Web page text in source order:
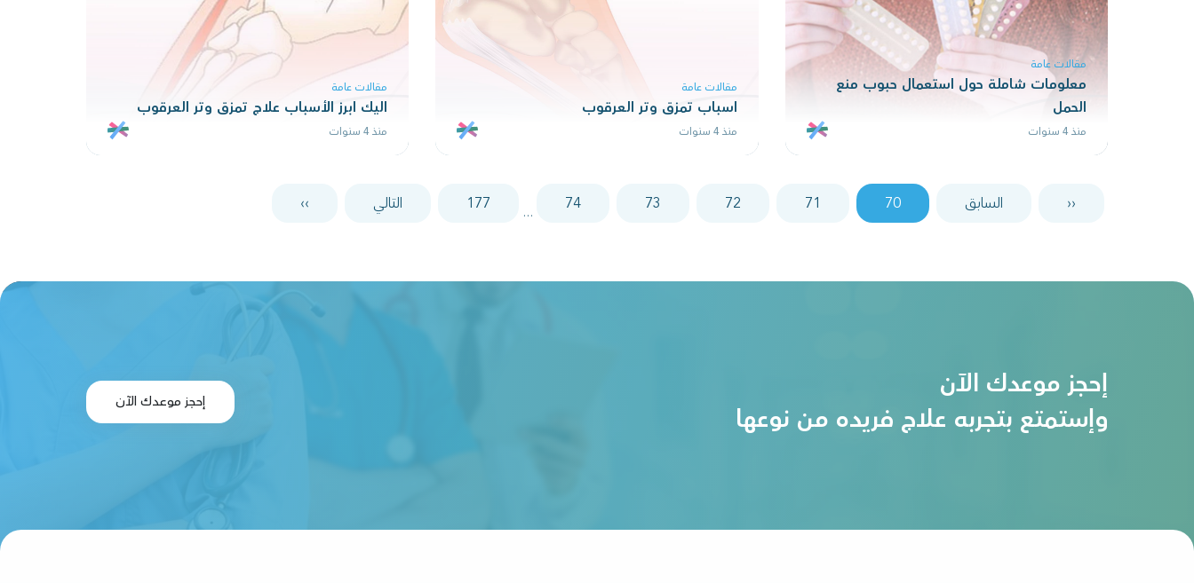
مقالات عامة
معلومات شاملة حول استعمال حبوب منع
الحمل
منذ 4 سنوات
مقالات عامة
اسباب تمزق وتر العرقوب
منذ 4 سنوات
مقالات عامة
اليك ابرز الأسباب علاج تمزق وتر العرقوب
منذ 4 سنوات
‹‹ السابق 70
71
72
73
74
...
177 التالي ››
إحجز موعدك الآن
وإستمتع بتجربه علاج فريده من نوعها
إحجز موعدك الآن